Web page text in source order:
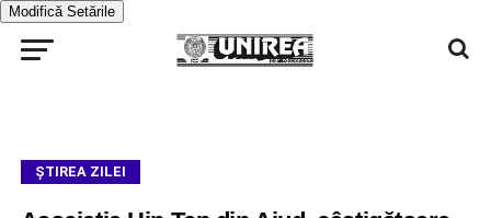
Modifică Setările
ŞTIREA ZILEI